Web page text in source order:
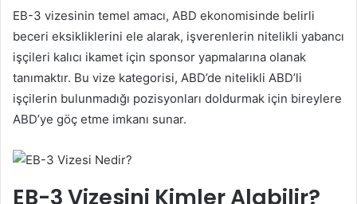
EB-3 vizesinin temel amacı, ABD ekonomisinde belirli
beceri eksikliklerini ele alarak, işverenlerin nitelikli yabancı
işçileri kalıcı ikamet için sponsor yapmalarına olanak
tanımaktır. Bu vize kategorisi, ABD’de nitelikli ABD’li
işçilerin bulunmadığı pozisyonları doldurmak için bireylere
ABD’ye göç etme imkanı sunar.
EB-3 Vizesini Kimler Alabilir?